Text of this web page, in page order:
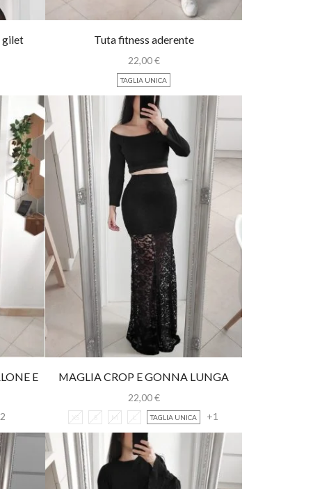
gilet Tuta fitness aderente
22,00€
TAGLIA UNICA
E
MAGLIA CROP E GONNA LUNGA
22,00€
XS S M L TAGLIA UNICA +1